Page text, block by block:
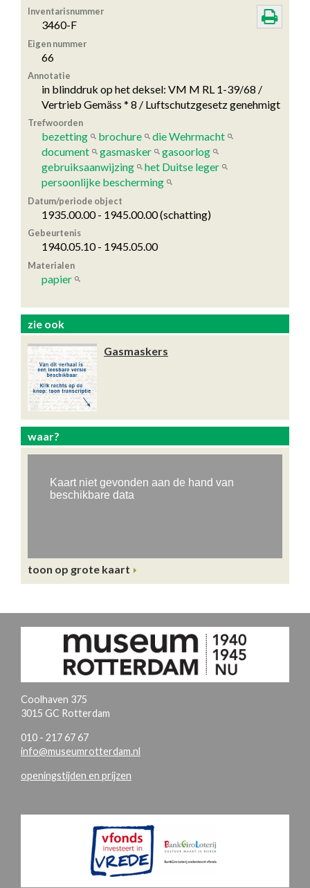
Inventarisnummer
3460-F
Eigen nummer
66
Annotatie
in blinddruk op het deksel: VM M RL 1-39/68 /
Vertrieb Gemäss * 8 / Luftschutzgesetz genehmigt
Trefwoorden
bezetting brochure
die Wehrmacht
document
gasmasker
gasoorlog
gebruiksaanwijzing
het Duitse leger
persoonlijke bescherming
Datum/periode object
1935.00.00 - 1945.00.00 (schatting)
Gebeurtenis
1940.05.10 - 1945.05.00
Materialen
papier
zie ook
Gasmaskers
waar?
toon op grote kaart
Coolhaven 375
3015 GC Rotterdam
010 - 217 67 67
info@museumrotterdam.nl
openingstijden en prijzen